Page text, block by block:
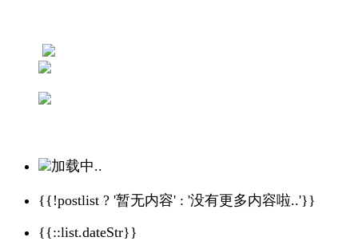
加载中..
{{!postlist ? '暂无内容' : '没有更多内容啦..'}}
{{::list.dateStr}}